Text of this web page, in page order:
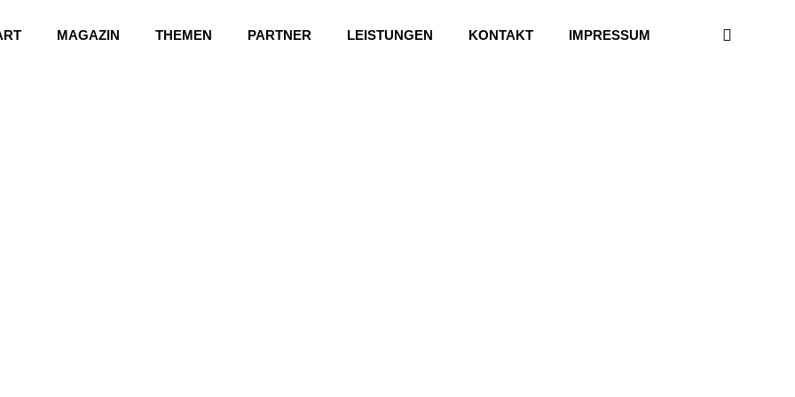
MAGAZIN THEMEN PARTNER LEISTUNGEN KONTAKT IMPRESSUM